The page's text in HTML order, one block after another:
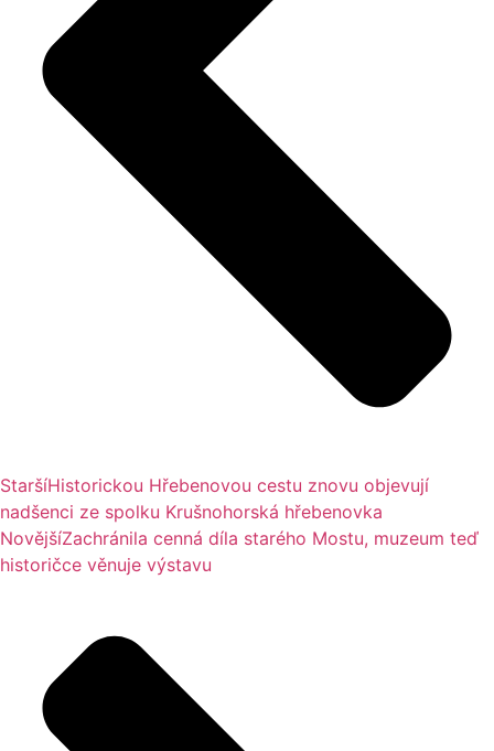
StaršíHistorickou Hřebenovou cestu znovu objevují
nadšenci ze spolku Krušnohorská hřebenovka
NovějšíZachránila cenná díla starého Mostu, muzeum teď
historičce věnuje výstavu